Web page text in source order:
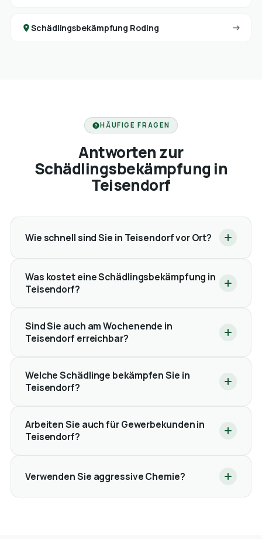
Schädlingsbekämpfung Roding
HÄUFIGE FRAGEN
Antworten zur
Schädlingsbekämpfung in
Teisendorf
Wie schnell sind Sie in Teisendorf vor Ort?
Was kostet eine Schädlingsbekämpfung in
Teisendorf?
Sind Sie auch am Wochenende in
Teisendorf erreichbar?
Welche Schädlinge bekämpfen Sie in
Teisendorf?
Arbeiten Sie auch für Gewerbekunden in
Teisendorf?
Verwenden Sie aggressive Chemie?